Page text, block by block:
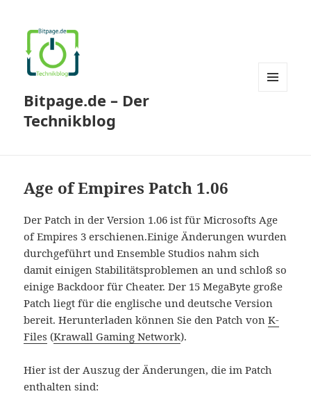
Bitpage.de – Der
Technikblog
Age of Empires Patch 1.06
Der Patch in der Version 1.06 ist für Microsofts Age
of Empires 3 erschienen.Einige Änderungen wurden
durchgeführt und Ensemble Studios nahm sich
damit einigen Stabilitätsproblemen an und schloß so
einige Backdoor für Cheater. Der 15 MegaByte große
Patch liegt für die englische und deutsche Version
bereit. Herunterladen können Sie den Patch vonK-
Files (Krawall Gaming Network).
Hier ist der Auszug der Änderungen, die im Patch
enthalten sind: